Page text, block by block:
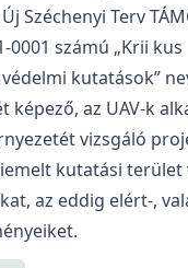
Széchenyi Terv
0001 számú „Krii kus
kutatások”
képező, az UAV-k
vizsgáló
kutatási terület
az eddig elért-,